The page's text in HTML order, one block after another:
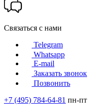
Связаться с нами
Telegram
Whatsapp
E-mail
Заказать звонок
Позвонить
+7 (495) 784-64-81 пн-